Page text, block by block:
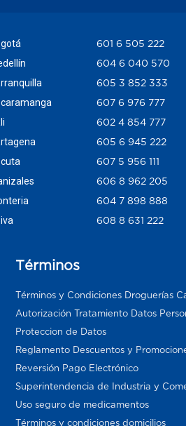
601 6 505 222
604 6 040 570
605 3 852 333
607 6 976 777
602 4 854 777
605 6 945 222
607 5 956 111
606 8 962 205
604 7 898 888
608 8 631 222
Términos
Términos y Condiciones Droguerías
Autorización Tratamiento Datos
Proteccion de Datos
Reglamento Descuentos y
Reversión Pago Electrónico
Superintendencia de Industria y
Uso seguro de medicamentos
Términos y condiciones domicilios